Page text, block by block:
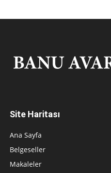
Site Haritası
Ana Sayfa
Belgeseller
Makaleler